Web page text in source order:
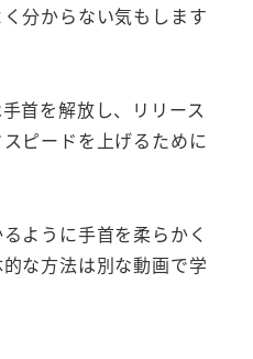
分からない気もします
首を解放し、リリース
ピードを上げるために
ように手首を柔らかく
な方法は別な動画で学